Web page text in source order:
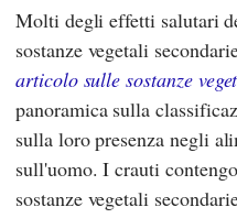
Molti degli effetti salutari
sostanze vegetali
articolo sulle sostanze
panoramica sulla
sulla loro presenza negli
sull'uomo. I crauti
sostanze vegetali